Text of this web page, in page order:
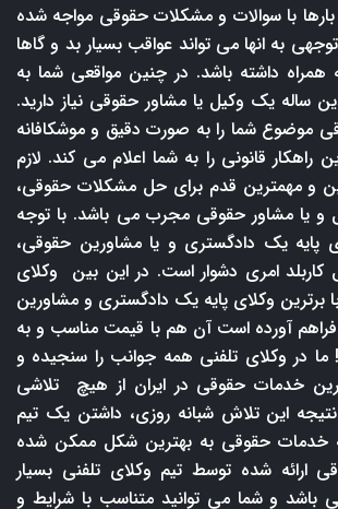
با سوالات و مشکلات حقوقی مواجه شده
به انها می تواند عواقب بسیار بد و گاها
همراه داشته باشد. در چنین مواقعی شما به
ساله یک وکیل یا مشاور حقوقی نیاز دارید.
موضوع شما را به صورت دقیق و موشکافانه
راهکار قانونی را به شما اعلام می کند. لازم
و مهمترین قدم برای حل مشکلات حقوقی،
و یا مشاور حقوقی مجرب می باشد. با توجه
پایه یک دادگستری و یا مشاورین حقوقی،
کاربلد امری دشوار است. در این بین وکلای
با برترین وکلای پایه یک دادگستری و مشاورین
آورده است آن هم با قیمت مناسب و به
در وکلای تلفنی همه جوانب را سنجیده و
خدمات حقوقی در ایران از هیچ تلاشی
این تلاش شبانه روزی، داشتن یک تیم
خدمات حقوقی به بهترین شکل ممکن شده
شده توسط تیم وکلای تلفنی بسیار
باشد و شما می توانید متناسب با شرایط و